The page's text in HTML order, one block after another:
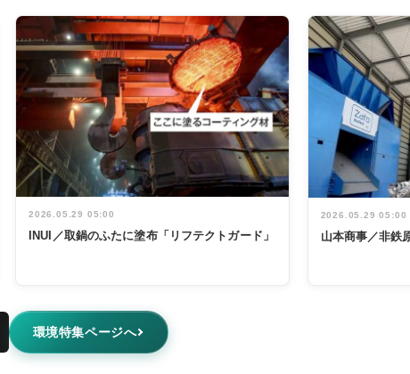
2026.05.29 05:00
INUI／取鍋のふたに塗布「リフテクトガード」
2026.05.29 05:00
山本商事／非鉄
環境特集ページへ